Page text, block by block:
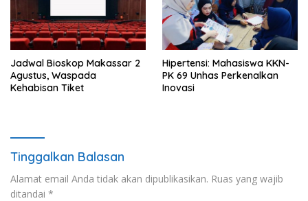
Jadwal Bioskop Makassar 2
Agustus, Waspada
Kehabisan Tiket
Hipertensi: Mahasiswa KKN-
PK 69 Unhas Perkenalkan
Inovasi
Tinggalkan Balasan
Alamat email Anda tidak akan dipublikasikan. Ruas yang wajib
ditandai *